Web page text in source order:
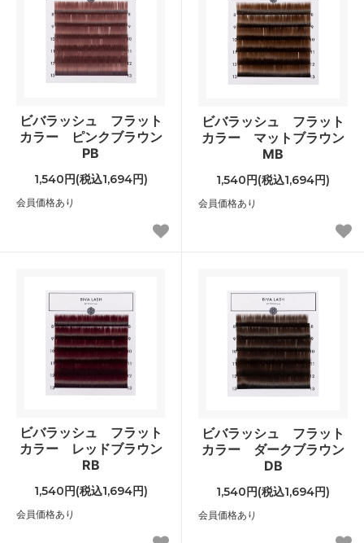
ビバラッシュ フラット
カラー ピンクブラウン
PB
1,540円(税込1,694円)
会員価格あり
ビバラッシュ フラット
カラー マットブラウン
MB
1,540円(税込1,694円)
会員価格あり
ビバラッシュ フラット
カラー レッドブラウン
RB
1,540円(税込1,694円)
会員価格あり
ビバラッシュ フラット
カラー ダークブラウン
DB
1,540円(税込1,694円)
会員価格あり